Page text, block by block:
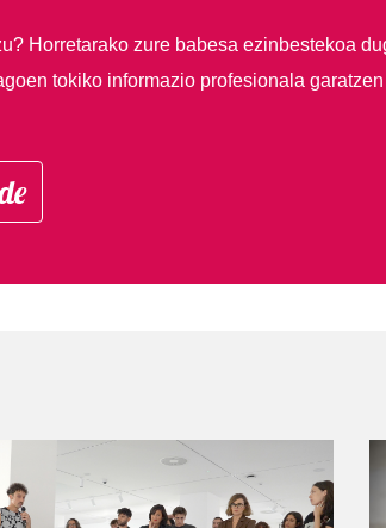
Horretarako zure babesa ezinbestekoa
tokiko informazio profesionala garatzen